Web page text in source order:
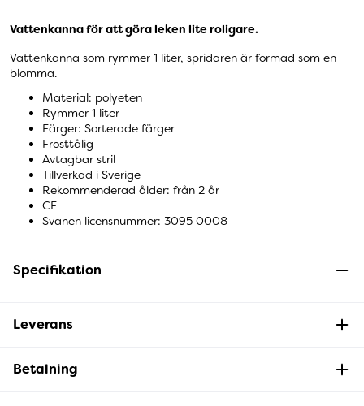
Vattenkanna för att göra leken lite roligare.
Vattenkanna som rymmer 1 liter, spridaren är formad som en
blomma.
Material: polyeten
Rymmer 1 liter
Färger: Sorterade färger
Frosttålig
Avtagbar stril
Tillverkad i Sverige
Rekommenderad ålder: från 2 år
CE
Svanen licensnummer: 3095 0008
Specifikation
Leverans
Betalning